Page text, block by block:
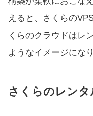
えると、さくらの
くらのクラウドはレ
ようなイメージにな
さくらのレン